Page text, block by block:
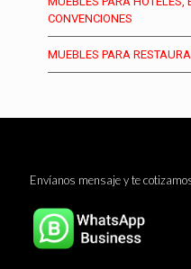
CONVENCIONES
MUEBLES PARA
Envíanos mensaje y te